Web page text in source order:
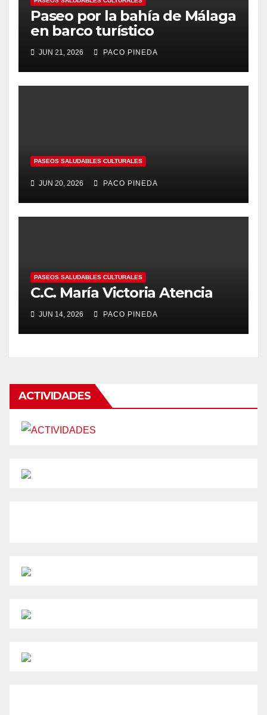
Paseo por la bahía de Málaga
en barco turístico
JUN 21, 2026 PACO PINEDA
PASEOS SALUDABLES CULTURALES
JUN 20, 2026 PACO PINEDA
PASEOS SALUDABLES CULTURALES
C.C. María Victoria Atencia
JUN 14, 2026 PACO PINEDA
ACTIVIDADES